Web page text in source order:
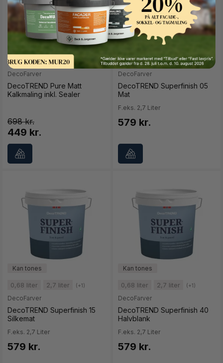
2,7 liter
DecoFarver
DecoTREND Pure Matt
Kalkmaling inkl. Sealer
698
449 kr.
0,68 liter 2,7 liter (+1)
DecoFarver
DecoTREND Superfinish 05
Mat
F.eks. 2,7 Liter
579 kr.
0,68 liter 2,7 liter (+1)
DecoFarver
DecoTREND Superfinish 15
Silkemat
F.eks. 2,7 Liter
579 kr.
0,68 liter 2,7 liter (+1)
DecoFarver
DecoTREND Superfinish 40
Halvblank
F.eks. 2,7 Liter
579 kr.
Button Text